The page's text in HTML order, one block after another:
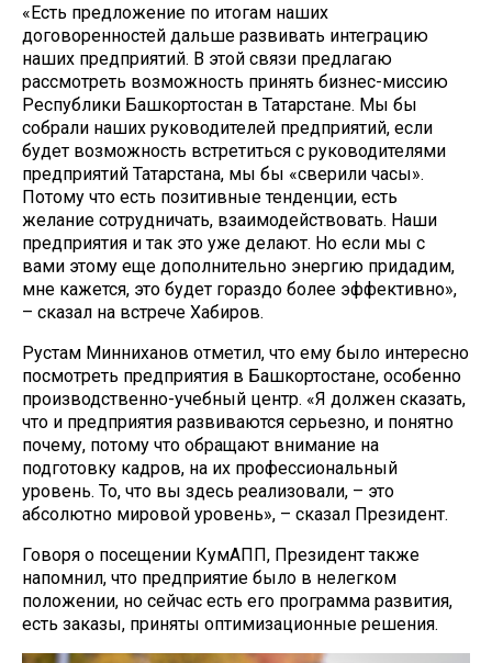
«Есть предложение по итогам наших
договоренностей дальше развивать интеграцию
наших предприятий. В этой связи предлагаю
рассмотреть возможность принять бизнес-миссию
Республики Башкортостан в Татарстане. Мы бы
собрали наших руководителей предприятий, если
будет возможность встретиться с руководителями
предприятий Татарстана, мы бы «сверили часы».
Потому что есть позитивные тенденции, есть
желание сотрудничать, взаимодействовать. Наши
предприятия и так это уже делают. Но если мы с
вами этому еще дополнительно энергию придадим,
мне кажется, это будет гораздо более эффективно»,
– сказал на встрече Хабиров.
Рустам Минниханов отметил, что ему было интересно
посмотреть предприятия в Башкортостане, особенно
производственно-учебный центр. «Я должен сказать,
что и предприятия развиваются серьезно, и понятно
почему, потому что обращают внимание на
подготовку кадров, на их профессиональный
уровень. То, что вы здесь реализовали, – это
абсолютно мировой уровень», – сказал Президент.
Говоря о посещении КумАПП, Президент также
напомнил, что предприятие было в нелегком
положении, но сейчас есть его программа развития,
есть заказы, приняты оптимизационные решения.